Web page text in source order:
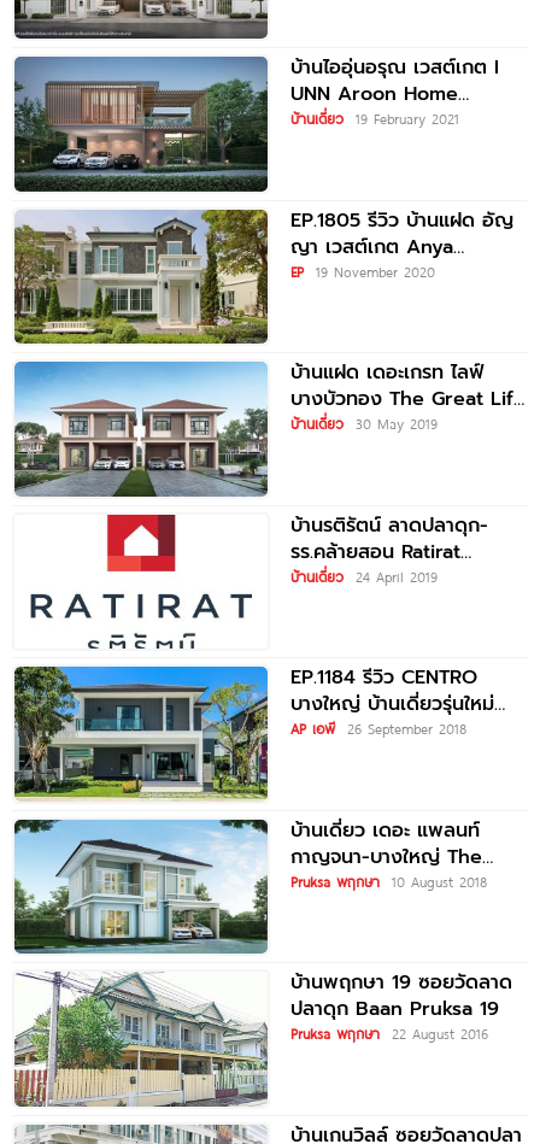
บ้านไออุ่นอรุณ เวสต์เกต I
UNN Aroon Home
Westgate
บ้านเดี่ยว 19 February 2021
EP.1805 รีวิว บ้านแฝด อัญ
ญา เวสต์เกต Anya
Westgate จาก Land &
EP 19 November 2020
บ้านแฝด เดอะเกรท ไลฟ์
บางบัวทอง The Great Life
Bangbuathong
บ้านเดี่ยว 30 May 2019
บ้านรติรัตน์ ลาดปลาดุก-
รร.คล้ายสอน Ratirat
Ladpraduk-Kraisorn
บ้านเดี่ยว 24 April 2019
EP.1184 รีวิว CENTRO
บางใหญ่ บ้านเดี่ยวรุ่นใหม่
ฟังก์ชั่นครบ ใกล้รถไฟฟ้าสาย
AP เอพี 26 September 2018
บ้านเดี่ยว เดอะ แพลนท์
กาญจนา-บางใหญ่ The
Plant Kanchana-Bangyai
Pruksa พฤกษา 10 August 2018
บ้านพฤกษา 19 ซอยวัดลาด
ปลาดุก Baan Pruksa 19
Pruksa พฤกษา 22 August 2016
บ้านเกนวิลล์ ซอยวัดลาดปลา